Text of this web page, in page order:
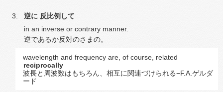
逆に 反比例して
in an inverse or contrary manner.
逆であるか反対のさまの。
wavelength and frequency are, of course, related
reciprocally
波長と周波数はもちろん、相互に関連づけられる−F.A.ゲルダ
ード